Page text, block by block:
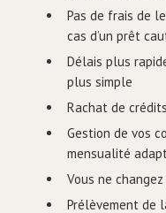
Pas de frais de
cas d’un prêt
Délais plus
plus simple
Rachat de
Gestion de vos
mensualité
Vous ne
Prélèvement de